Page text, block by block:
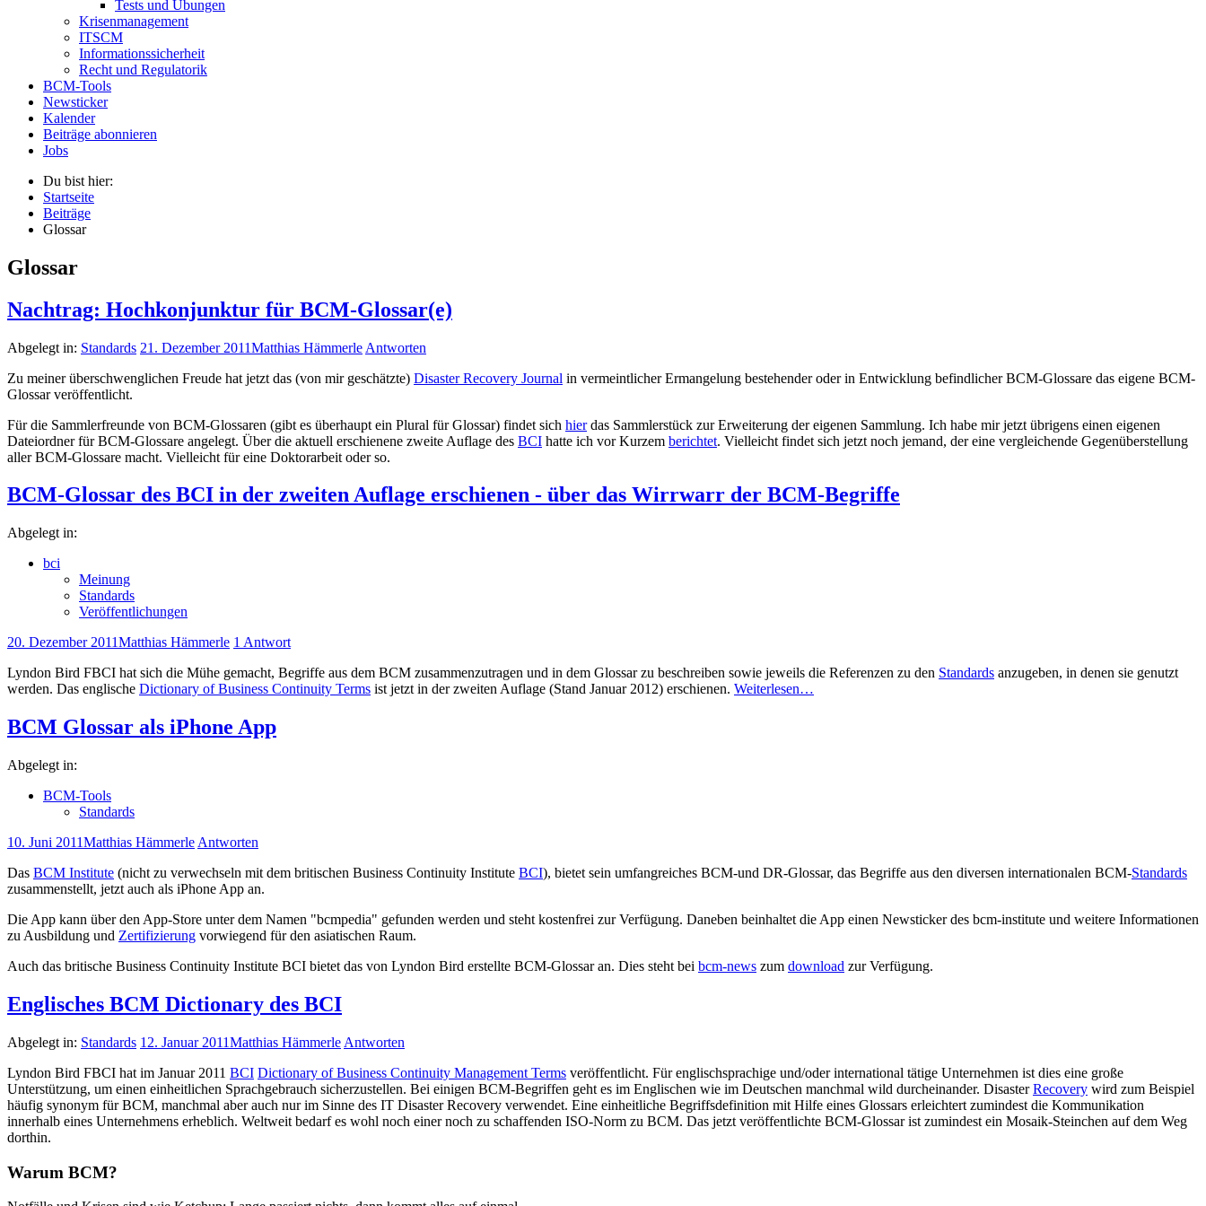
Tests und Übungen
Krisenmanagement
ITSCM
Informationssicherheit
Recht und Regulatorik
BCM-Tools
Newsticker
Kalender
Beiträge abonnieren
Jobs
Du bist hier:
Startseite
Beiträge
Glossar
Glossar
Nachtrag: Hochkonjunktur für BCM-Glossar(e)
Abgelegt in: Standards 21. Dezember 2011Matthias Hämmerle Antworten
Zu meiner überschwenglichen Freude hat jetzt das (von mir geschätzte) Disaster Recovery Journal in vermeintlicher Ermangelung bestehender oder in Entwicklung befindlicher BCM-Glossare das eigene BCM-
Glossar veröffentlicht.
Für die Sammlerfreunde von BCM-Glossaren (gibt es überhaupt ein Plural für Glossar) findet sich hierdas Sammlerstück zur Erweiterung der eigenen Sammlung. Ich habe mir jetzt übrigens einen eigenen
Dateiordner für BCM-Glossare angelegt. Über die aktuell erschienene zweite Auflage des BCI hatte ich vor Kurzem berichtet. Vielleicht findet sich jetzt noch jemand, der eine vergleichende Gegenüberstellung
aller BCM-Glossare macht. Vielleicht für eine Doktorarbeit oder so.
BCM-Glossar des BCI in der zweiten Auflage erschienen - über das Wirrwarr der BCM-Begriffe
Abgelegt in:
bci
Meinung
Standards
Veröffentlichungen
20. Dezember 2011Matthias Hämmerle 1 Antwort
Lyndon Bird FBCI hat sich die Mühe gemacht, Begriffe aus dem BCM zusammenzutragen und in dem Glossar zu beschreiben sowie jeweils die Referenzen zu den Standards anzugeben, in denen sie genutzt
werden. Das englische Dictionary of Business Continuity Terms ist jetzt in der zweiten Auflage (Stand Januar 2012) erschienen. Weiterlesen…
BCM Glossar als iPhone App
Abgelegt in:
BCM-Tools
Standards
10. Juni 2011Matthias Hämmerle Antworten
Das BCM Institute (nicht zu verwechseln mit dem britischen Business Continuity Institute BCI), bietet sein umfangreiches BCM-und DR-Glossar, das Begriffe aus den diversen internationalen BCM-Standards
zusammenstellt, jetzt auch als iPhone App an.
Die App kann über den App-Store unter dem Namen "bcmpedia" gefunden werden und steht kostenfrei zur Verfügung. Daneben beinhaltet die App einen Newsticker des bcm-institute und weitere Informationen
zu Ausbildung und Zertifizierung vorwiegend für den asiatischen Raum.
Auch das britische Business Continuity Institute BCI bietet das von Lyndon Bird erstellte BCM-Glossar an. Dies steht bei bcm-news zum download zur Verfügung.
Englisches BCM Dictionary des BCI
Abgelegt in: Standards 12. Januar 2011Matthias Hämmerle Antworten
Lyndon Bird FBCI hat im Januar 2011 BCI Dictionary of Business Continuity Management Terms veröffentlicht. Für englischsprachige und/oder international tätige Unternehmen ist dies eine große
Unterstützung, um einen einheitlichen Sprachgebrauch sicherzustellen. Bei einigen BCM-Begriffen geht es im Englischen wie im Deutschen manchmal wild durcheinander. DisasterRecovery wird zum Beispiel
häufig synonym für BCM, manchmal aber auch nur im Sinne des IT Disaster Recovery verwendet. Eine einheitliche Begriffsdefinition mit Hilfe eines Glossars erleichtert zumindest die Kommunikation
innerhalb eines Unternehmens erheblich. Weltweit bedarf es wohl noch einer noch zu schaffenden ISO-Norm zu BCM. Das jetzt veröffentlichte BCM-Glossar ist zumindest ein Mosaik-Steinchen auf dem Weg
dorthin.
Warum BCM?